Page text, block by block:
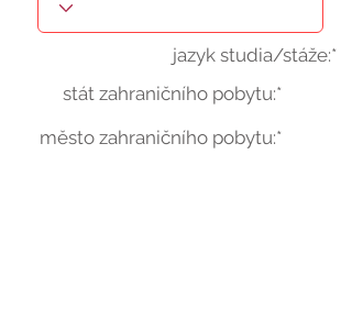
jazyk studia/stáže:*
stát zahraničního pobytu:*
město zahraničního pobytu:*